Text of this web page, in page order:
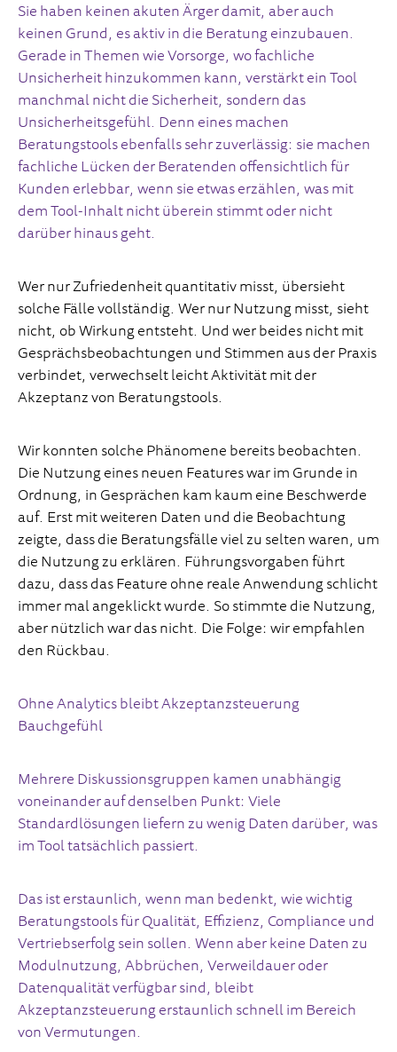
Sie haben keinen akuten Ärger damit, aber auch
keinen Grund, es aktiv in die Beratung einzubauen.
Gerade in Themen wie Vorsorge, wo fachliche
Unsicherheit hinzukommen kann, verstärkt ein Tool
manchmal nicht die Sicherheit, sondern das
Unsicherheitsgefühl. Denn eines machen
Beratungstools ebenfalls sehr zuverlässig: sie machen
fachliche Lücken der Beratenden offensichtlich für
Kunden erlebbar, wenn sie etwas erzählen, was mit
dem Tool-Inhalt nicht überein stimmt oder nicht
darüber hinaus geht.
Wer nur Zufriedenheit quantitativ misst, übersieht
solche Fälle vollständig. Wer nur Nutzung misst, sieht
nicht, ob Wirkung entsteht. Und wer beides nicht mit
Gesprächsbeobachtungen und Stimmen aus der Praxis
verbindet, verwechselt leicht Aktivität mit der
Akzeptanz von Beratungstools.
Wir konnten solche Phänomene bereits beobachten.
Die Nutzung eines neuen Features war im Grunde in
Ordnung, in Gesprächen kam kaum eine Beschwerde
auf. Erst mit weiteren Daten und die Beobachtung
zeigte, dass die Beratungsfälle viel zu selten waren, um
die Nutzung zu erklären. Führungsvorgaben führt
dazu, dass das Feature ohne reale Anwendung schlicht
immer mal angeklickt wurde. So stimmte die Nutzung,
aber nützlich war das nicht. Die Folge: wir empfahlen
den Rückbau.
Ohne Analytics bleibt Akzeptanzsteuerung
Bauchgefühl
Mehrere Diskussionsgruppen kamen unabhängig
voneinander auf denselben Punkt: Viele
Standardlösungen liefern zu wenig Daten darüber, was
im Tool tatsächlich passiert.
Das ist erstaunlich, wenn man bedenkt, wie wichtig
Beratungstools für Qualität, Effizienz, Compliance und
Vertriebserfolg sein sollen. Wenn aber keine Daten zu
Modulnutzung, Abbrüchen, Verweildauer oder
Datenqualität verfügbar sind, bleibt
Akzeptanzsteuerung erstaunlich schnell im Bereich
von Vermutungen.